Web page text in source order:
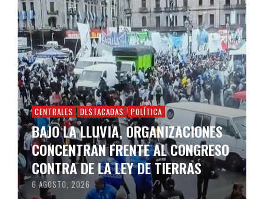
CENTRALES DESTACADAS POLÍTICA
BAJO LA LLUVIA, ORGANIZACIONES
CONCENTRAN FRENTE AL CONGRESO
CONTRA DE LA LEY DE TIERRAS
6 AGOSTO, 2026